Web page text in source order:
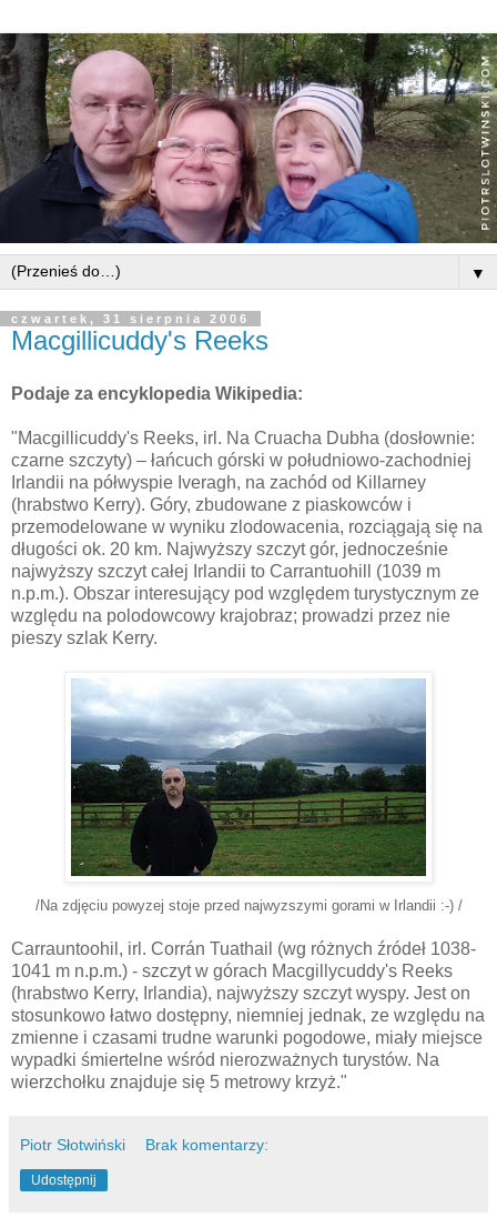
▼
czwartek, 31 sierpnia 2006
Macgillicuddy's Reeks
Podaje za encyklopedia Wikipedia:
"Macgillicuddy's Reeks, irl. Na Cruacha Dubha (dosłownie:
czarne szczyty) – łańcuch górski w południowo-zachodniej
Irlandii na półwyspie Iveragh, na zachód od Killarney
(hrabstwo Kerry). Góry, zbudowane z piaskowców i
przemodelowane w wyniku zlodowacenia, rozciągają się na
długości ok. 20 km. Najwyższy szczyt gór, jednocześnie
najwyższy szczyt całej Irlandii to Carrantuohill (1039 m
n.p.m.). Obszar interesujący pod względem turystycznym ze
względu na polodowcowy krajobraz; prowadzi przez nie
pieszy szlak Kerry.
/Na zdjęciu powyzej stoje przed najwyzszymi gorami w Irlandii :-) /
Carrauntoohil, irl. Corrán Tuathail (wg różnych źródeł 1038-
1041 m n.p.m.) - szczyt w górach Macgillycuddy's Reeks
(hrabstwo Kerry, Irlandia), najwyższy szczyt wyspy. Jest on
stosunkowo łatwo dostępny, niemniej jednak, ze względu na
zmienne i czasami trudne warunki pogodowe, miały miejsce
wypadki śmiertelne wśród nierozważnych turystów. Na
wierzchołku znajduje się 5 metrowy krzyż."
Piotr Słotwiński Brak komentarzy:
Udostępnij